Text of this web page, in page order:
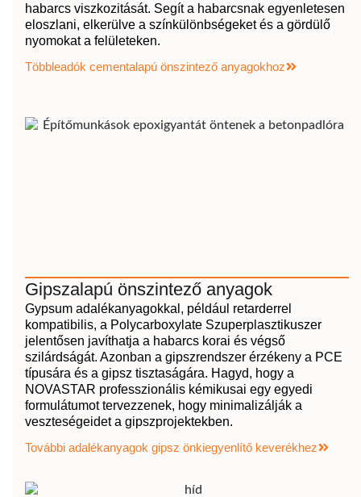
habarcs viszkozitását. Segít a habarcsnak egyenletesen
eloszlani, elkerülve a színkülönbségeket és a gördülő
nyomokat a felületeken.
Többleadók cementalapú önszintező anyagokhoz
Gipszalapú önszintező anyagok
Gypsum adalékanyagokkal, például retarderrel
kompatibilis, a Polycarboxylate Szuperplasztikuszer
jelentősen javíthatja a habarcs korai és végső
szilárdságát. Azonban a gipszrendszer érzékeny a PCE
típusára és a gipsz tisztaságára. Hagyd, hogy a
NOVASTAR professzionális kémikusai egy egyedi
formulátumot tervezzenek, hogy minimalizálják a
veszteségeidet a gipszprojektekben.
További adalékanyagok gipsz önkiegyenlítő keverékhez